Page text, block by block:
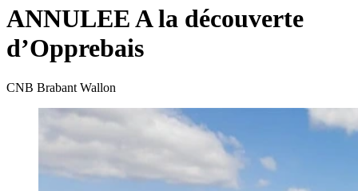
ANNULEE A la découverte
d’Opprebais
CNB Brabant Wallon